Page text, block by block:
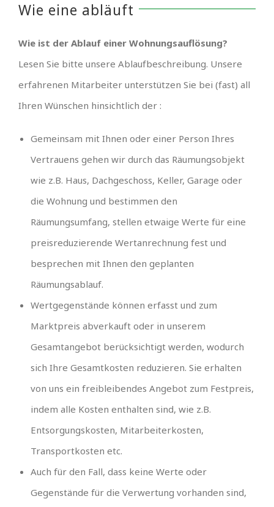
Wie eine abläuft
Wie ist der Ablauf einer Wohnungsauflösung?
Lesen Sie bitte unsere Ablaufbeschreibung. Unsere
erfahrenen Mitarbeiter unterstützen Sie bei (fast) all
Ihren Wünschen hinsichtlich der :
Gemeinsam mit Ihnen oder einer Person Ihres
Vertrauens gehen wir durch das Räumungsobjekt
wie z.B. Haus, Dachgeschoss, Keller, Garage oder
die Wohnung und bestimmen den
Räumungsumfang, stellen etwaige Werte für eine
preisreduzierende Wertanrechnung fest und
besprechen mit Ihnen den geplanten
Räumungsablauf.
Wertgegenstände können erfasst und zum
Marktpreis abverkauft oder in unserem
Gesamtangebot berücksichtigt werden, wodurch
sich Ihre Gesamtkosten reduzieren. Sie erhalten
von uns ein freibleibendes Angebot zum Festpreis,
indem alle Kosten enthalten sind, wie z.B.
Entsorgungskosten, Mitarbeiterkosten,
Transportkosten etc.
Auch für den Fall, dass keine Werte oder
Gegenstände für die Verwertung vorhanden sind,